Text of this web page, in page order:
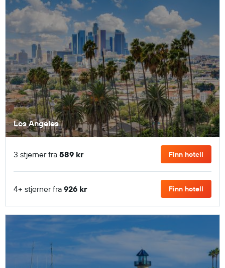
Los Angeles
3 stjerner fra 589 kr Finn hotell
4+ stjerner fra 926 kr Finn hotell